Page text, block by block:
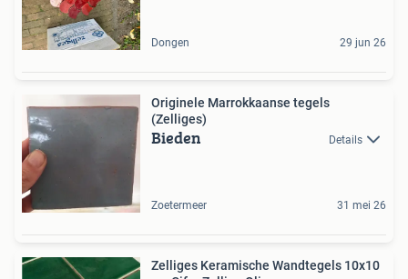
Dongen 29 jun 26
Originele Marrokkaanse tegels
(Zelliges)
Bieden Details
Zoetermeer 31 mei 26
Zelliges Keramische Wandtegels 10x10